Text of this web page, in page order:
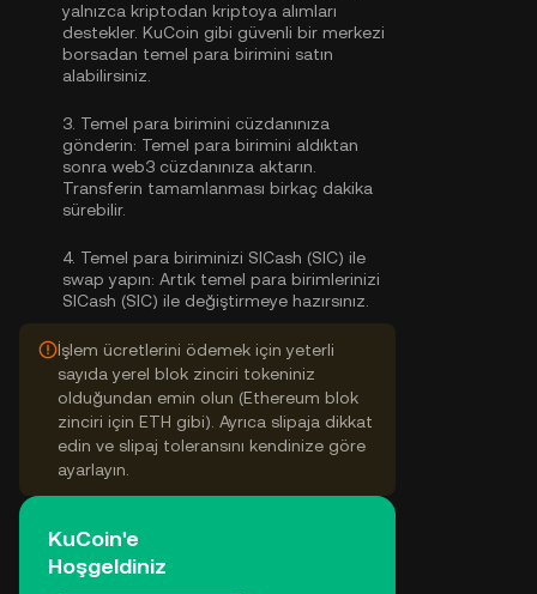
yalnızca kriptodan kriptoya alımları
destekler. KuCoin gibi güvenli bir merkezi
borsadan temel para birimini satın
alabilirsiniz
3. Temel para birimini cüzdanınıza
gönderin: Temel para birimini aldıktan
sonra web3 cüzdanınıza aktarın.
Transferin tamamlanması birkaç dakika
sürebilir.
4. Temel para biriminizi SICash (SIC) ile
swap yapın: Artık temel para birimlerinizi
SICash (SIC) ile değiştirmeye hazırsınız.
İşlem ücretlerini ödemek için yeterli
sayıda yerel blok zinciri tokeniniz
olduğundan emin olun (Ethereum blok
zinciri için ETH gibi). Ayrıca slipaja dikkat
edin ve slipaj toleransını kendinize göre
ayarlayın.
KuCoin'e
Hoşgeldiniz